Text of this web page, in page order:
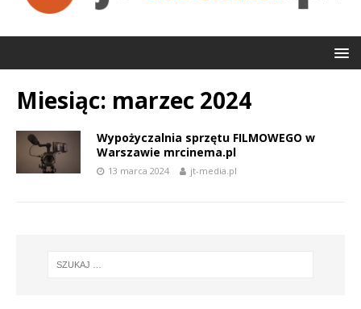
Miesiąc: marzec 2024
Wypożyczalnia sprzętu FILMOWEGO w
Warszawie mrcinema.pl
13 marca 2024 jt-media.pl